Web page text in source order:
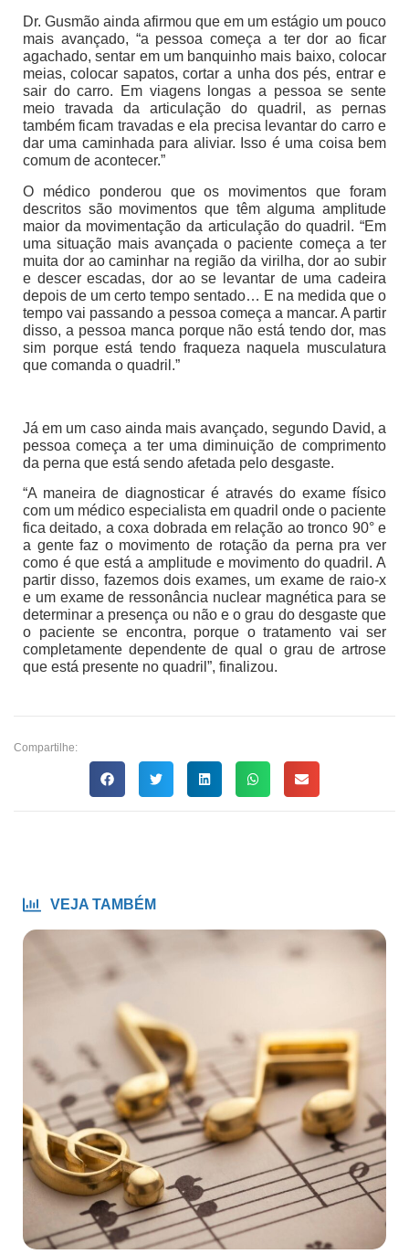
Dr. Gusmão ainda afirmou que em um estágio um pouco
mais avançado, “a pessoa começa a ter dor ao ficar
agachado, sentar em um banquinho mais baixo, colocar
meias, colocar sapatos, cortar a unha dos pés, entrar e
sair do carro. Em viagens longas a pessoa se sente
meio travada da articulação do quadril, as pernas
também ficam travadas e ela precisa levantar do carro e
dar uma caminhada para aliviar. Isso é uma coisa bem
comum de acontecer.”
O médico ponderou que os movimentos que foram
descritos são movimentos que têm alguma amplitude
maior da movimentação da articulação do quadril. “Em
uma situação mais avançada o paciente começa a ter
muita dor ao caminhar na região da virilha, dor ao subir
e descer escadas, dor ao se levantar de uma cadeira
depois de um certo tempo sentado… E na medida que o
tempo vai passando a pessoa começa a mancar. A partir
disso, a pessoa manca porque não está tendo dor, mas
sim porque está tendo fraqueza naquela musculatura
que comanda o quadril.”
Já em um caso ainda mais avançado, segundo David, a
pessoa começa a ter uma diminuição de comprimento
da perna que está sendo afetada pelo desgaste.
“A maneira de diagnosticar é através do exame físico
com um médico especialista em quadril onde o paciente
fica deitado, a coxa dobrada em relação ao tronco 90° e
a gente faz o movimento de rotação da perna pra ver
como é que está a amplitude e movimento do quadril. A
partir disso, fazemos dois exames, um exame de raio-x
e um exame de ressonância nuclear magnética para se
determinar a presença ou não e o grau do desgaste que
o paciente se encontra, porque o tratamento vai ser
completamente dependente de qual o grau de artrose
que está presente no quadril”, finalizou.
Compartilhe:
VEJA TAMBÉM